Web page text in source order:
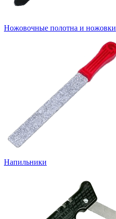
Ножовочные полотна и ножовки
Напильники